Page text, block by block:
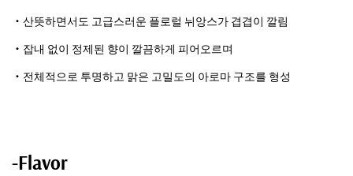
・산뜻하면서도 고급스러운 플로럴 뉘앙스가 겹겹이 깔림
・잡내 없이 정제된 향이 깔끔하게 피어오르며
・전체적으로 투명하고 맑은 고밀도의 아로마 구조를 형성
-Flavor